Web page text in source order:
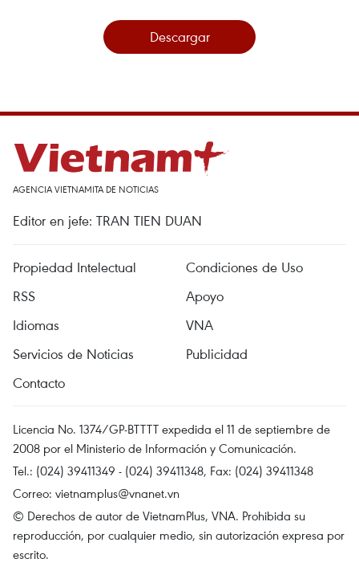
Descargar
AGENCIA VIETNAMITA DE NOTICIAS
Editor en jefe: TRAN TIEN DUAN
Propiedad Intelectual
Condiciones de Uso
RSS
Apoyo
Idiomas
VNA
Servicios de Noticias
Publicidad
Contacto
Licencia No. 1374/GP-BTTTT expedida el 11 de septiembre de
2008 por el Ministerio de Información y Comunicación.
Tel.: (024) 39411349 - (024) 39411348, Fax: (024) 39411348
Correo: vietnamplus@vnanet.vn
© Derechos de autor de VietnamPlus, VNA. Prohibida su
reproducción, por cualquier medio, sin autorización expresa por
escrito.